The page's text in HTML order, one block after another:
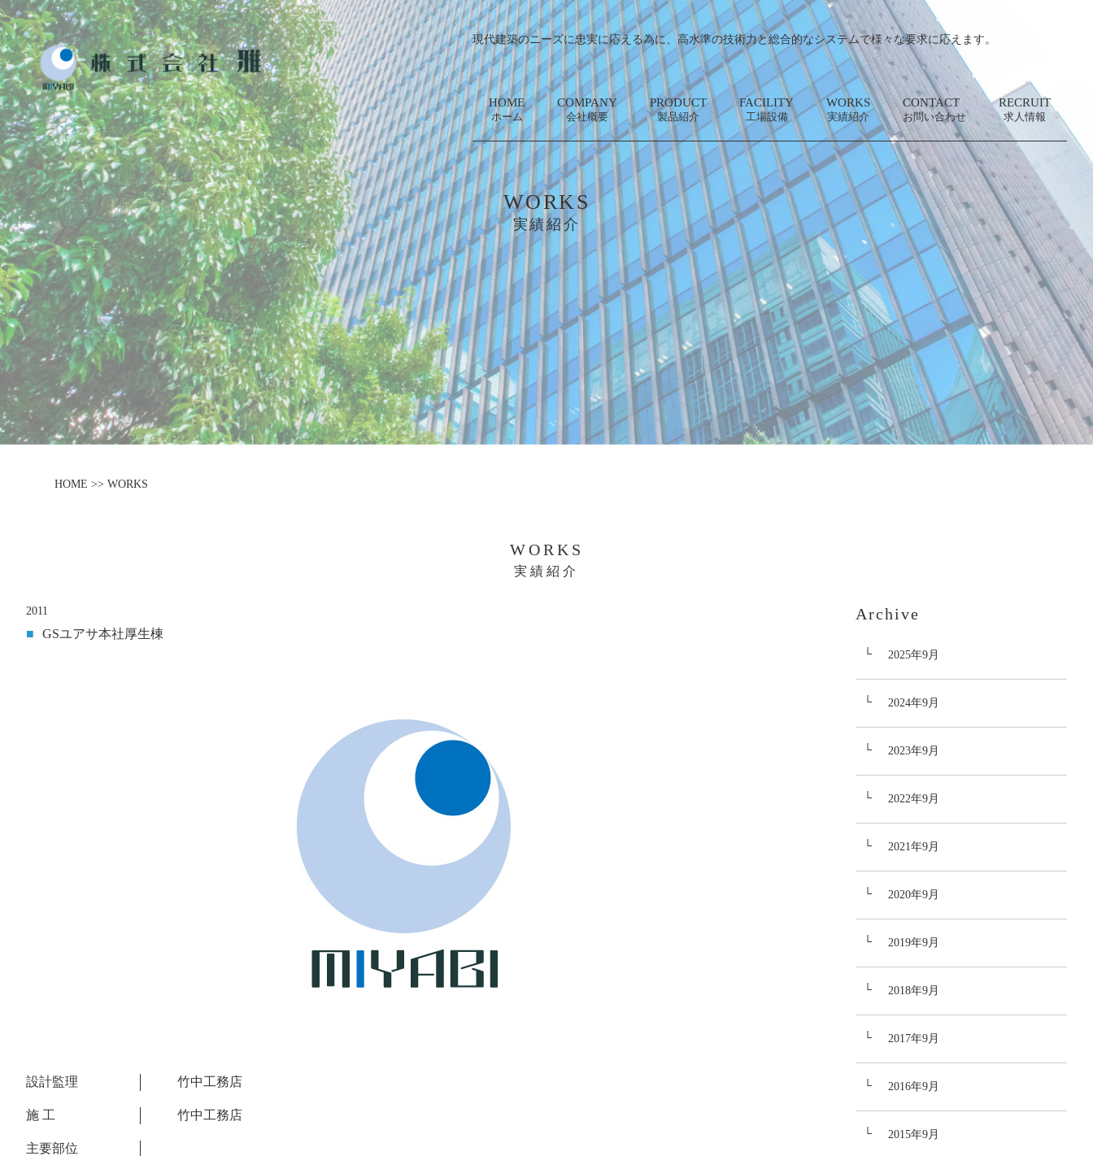
現代建築のニーズに忠実に応える為に、高水準の技術力と総合的なシステムで様々な要求に応えます。
HOME
ホーム
COMPANY
会社概要
PRODUCT
製品紹介
FACILITY
工場設備
WORKS
実績紹介
CONTACT
お問い合わせ
RECRUIT
求人情報
WORKS
実績紹介
HOME >> WORKS
WORKS
実績紹介
2011
■ GSユアサ本社厚生棟
設計監理 竹中工務店
施 工 竹中工務店
主要部位
Archive
2025年9月
2024年9月
2023年9月
2022年9月
2021年9月
2020年9月
2019年9月
2018年9月
2017年9月
2016年9月
2015年9月